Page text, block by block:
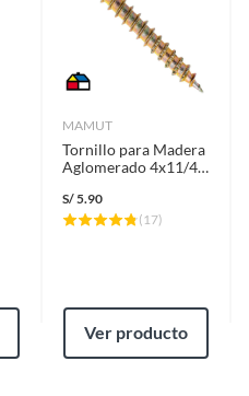
MAMUT
Tornillo para Madera
Aglomerado 4x11/4"
S/5.90
( 17)
Ver producto